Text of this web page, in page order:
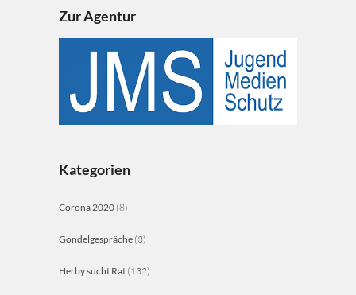
Zur Agentur
Kategorien
Corona 2020 (8)
Gondelgespräche (3)
Herby sucht Rat (132)